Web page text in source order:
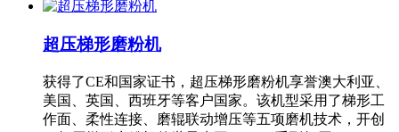
超压梯形磨粉机
获得了CE和国家证书，超压梯形磨粉机享誉澳大利亚、
美国、英国、西班牙等客户国家。该机型采用了梯形工
作面、柔性连接、磨辊联动增压等五项磨机技术，开创